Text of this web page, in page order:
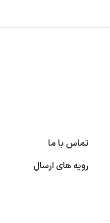
تماس با ما
رویه های ارسال